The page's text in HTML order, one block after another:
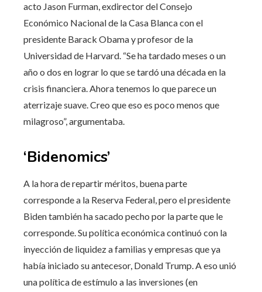
acto Jason Furman, exdirector del Consejo
Económico Nacional de la Casa Blanca con el
presidente Barack Obama y profesor de la
Universidad de Harvard. “Se ha tardado meses o un
año o dos en lograr lo que se tardó una década en la
crisis financiera. Ahora tenemos lo que parece un
aterrizaje suave. Creo que eso es poco menos que
milagroso”, argumentaba.
‘Bidenomics’
A la hora de repartir méritos, buena parte
corresponde a la Reserva Federal, pero el presidente
Biden también ha sacado pecho por la parte que le
corresponde. Su política económica continuó con la
inyección de liquidez a familias y empresas que ya
había iniciado su antecesor, Donald Trump. A eso unió
una política de estímulo a las inversiones (en